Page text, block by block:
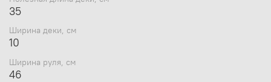
35
Ширина деки, см
10
Ширина руля, см
46